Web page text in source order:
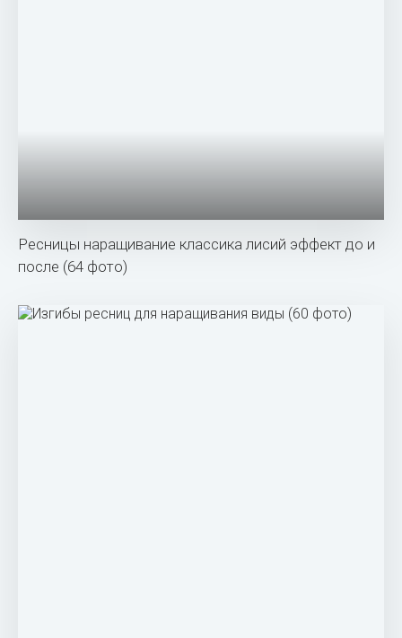
Ресницы наращивание классика лисий эффект до и
после (64 фото)